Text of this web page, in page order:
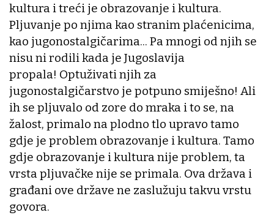
kultura i treći je obrazovanje i kultura.
Pljuvanje po njima kao stranim plaćenicima,
kao jugonostalgičarima... Pa mnogi od njih se
nisu ni rodili kada je Jugoslavija
propala! Optuživati njih za
jugonostalgičarstvo je potpuno smiješno! Ali
ih se pljuvalo od zore do mraka i to se, na
žalost, primalo na plodno tlo upravo tamo
gdje je problem obrazovanje i kultura. Tamo
gdje obrazovanje i kultura nije problem, ta
vrsta pljuvačke nije se primala. Ova država i
građani ove države ne zaslužuju takvu vrstu
govora.